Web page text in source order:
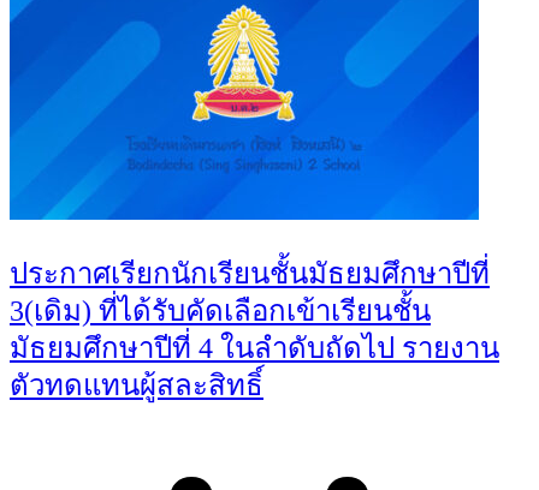
ประกาศเรียกนักเรียนชั้นมัธยมศึกษาปีที่
3(เดิม) ที่ได้รับคัดเลือกเข้าเรียนชั้น
มัธยมศึกษาปีที่ 4 ในลำดับถัดไป รายงาน
ตัวทดแทนผู้สละสิทธิ์